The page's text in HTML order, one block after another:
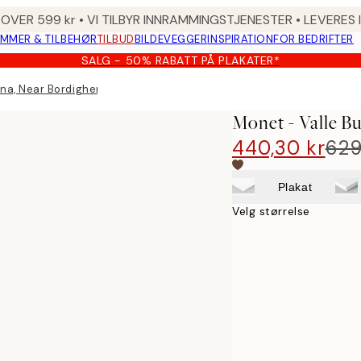
599 kr • VI TILBYR INNRAMMINGSTJENESTER •
& TILBEHØRTILBUDBILDEVEGGERINSPIRATIONFOR BEDRIFTER
SALG - 50% RABATT PÅ PLAKATER*
Near Bordighera Landscape Lerret
Monet - Valle
440,30 kr
Plakat
Velg størrelse